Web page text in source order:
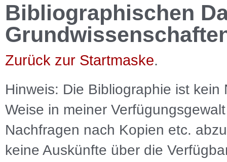
Bibliographischen
Zurück zur Startmaske.
Hinweis: Die Bibliographie ist kein
Weise in meiner
Nachfragen nach Kopien etc.
keine Auskünfte über die